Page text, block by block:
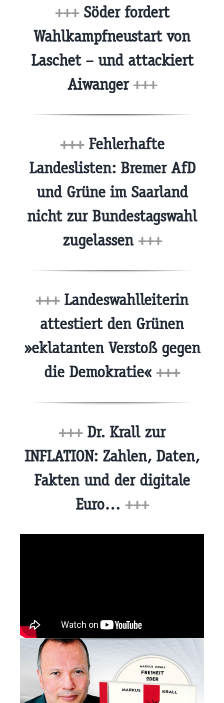
+++Söder fordert
Wahlkampfneustart von
Laschet – und attackiert
Aiwanger+++
+++Fehlerhafte
Landeslisten: Bremer AfD
und Grüne im Saarland
nicht zur Bundestagswahl
zugelassen +++
+++Landeswahlleiterin
attestiert den Grünen
»eklatanten Verstoß gegen
die Demokratie« +++
+++Dr. Krall zur
INFLATION: Zahlen, Daten,
Fakten und der digitale
Euro… +++